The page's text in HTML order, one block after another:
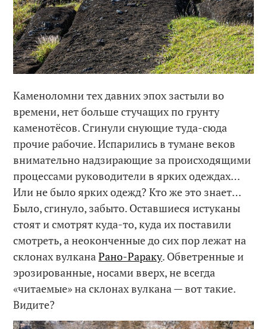
Каменоломни тех давних эпох застыли во
времени, нет больше стучащих по грунту
каменотёсов. Сгинули снующие туда-сюда
прочие рабочие. Испарились в тумане веков
внимательно надзирающие за происходящими
процессами руководители в ярких одеждах…
Или не было ярких одежд? Кто же это знает…
Было, сгинуло, забыто. Оставшиеся истуканы
стоят и смотрят куда-то, куда их поставили
смотреть, а неоконченные до сих пор лежат на
склонах вулканаРано-Рараку. Обветренные и
эрозированные, носами вверх, не всегда
«читаемые» на склонах вулкана — вот такие.
Видите?